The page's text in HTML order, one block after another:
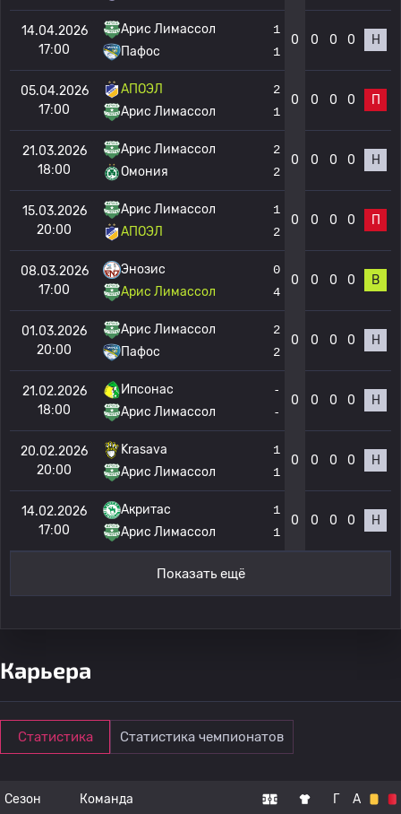
14.04.2026
17:00
Арис Лимассол
Пафос
1
1
0 0 0 0 Н
05.04.2026
17:00
АПОЭЛ
Арис Лимассол
2
1
0 0 0 0 П
21.03.2026
18:00
Арис Лимассол
Омония
2
2
0 0 0 0 Н
15.03.2026
20:00
Арис Лимассол
АПОЭЛ
1
2
0 0 0 0 П
08.03.2026
17:00
Энозис
Арис Лимассол
0
4
0 0 0 0 В
01.03.2026
20:00
Арис Лимассол
Пафос
2
2
0 0 0 0 Н
21.02.2026
18:00
Ипсонас
Арис Лимассол
-
-
0 0 0 0 Н
20.02.2026
20:00
Krasava
Арис Лимассол
1
1
0 0 0 0 Н
14.02.2026
17:00
Акритас
Арис Лимассол
1
1
0 0 0 0 Н
Показать ещё
Карьера
Статистика Статистика чемпионатов
Сезон Команда Г А